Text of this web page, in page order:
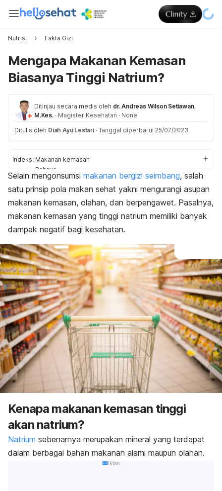
Nutrisi Fakta Gizi
Mengapa Makanan Kemasan
Biasanya Tinggi Natrium?
Ditinjau secara medis oleh dr. Andreas Wilson Setiawan,
M.Kes. · Magister Kesehatan · None
Ditulis oleh Diah Ayu Lestari · Tanggal diperbarui 25/07/2023
Indeks: Makanan kemasan
Bahaya
Jenis makanan
Selain mengonsumsi makanan bergizi seimbang, salah
satu prinsip pola makan sehat yakni mengurangi asupan
makanan kemasan, olahan, dan berpengawet. Pasalnya,
makanan kemasan yang tinggi natrium memiliki banyak
dampak negatif bagi kesehatan.
Kenapa makanan kemasan tinggi
akan natrium?
Natrium sebenarnya merupakan mineral yang terdapat
dalam berbagai bahan makanan alami maupun olahan.
Iklan